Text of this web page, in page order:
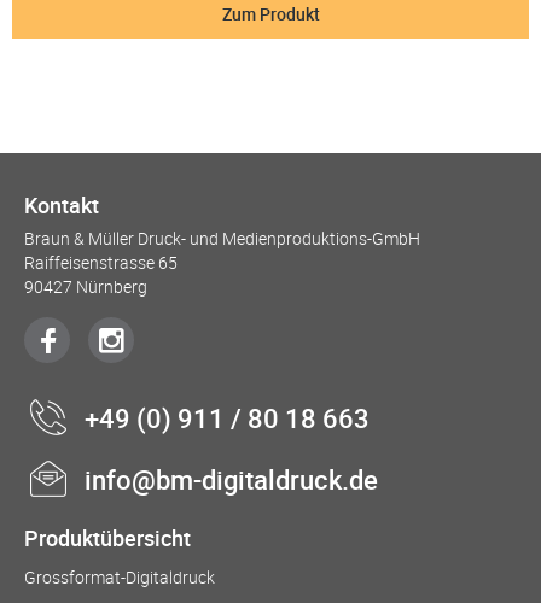
Zum Produkt
Kontakt
Braun & Müller Druck- und Medienproduktions-GmbH
Raiffeisenstrasse 65
90427 Nürnberg
+49 (0) 911 / 80 18 663
info@bm-digitaldruck.de
Produktübersicht
Grossformat-Digitaldruck